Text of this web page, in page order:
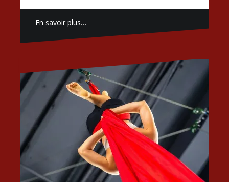
En savoir plus…